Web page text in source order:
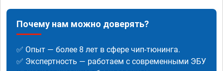
Почему нам можно доверять?
✅ Опыт — более 8 лет в сфере чип-тюнинга.
✅ Экспертность — работаем с современными ЭБУ